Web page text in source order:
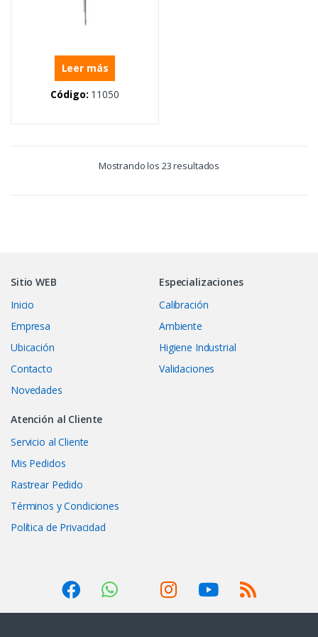
Leer más
Código: 11050
Mostrando los 23 resultados
Sitio WEB
Inicio
Empresa
Ubicación
Contacto
Novedades
Especializaciones
Calibración
Ambiente
Higiene Industrial
Validaciones
Atención al Cliente
Servicio al Cliente
Mis Pedidos
Rastrear Pedido
Términos y Condiciones
Política de Privacidad